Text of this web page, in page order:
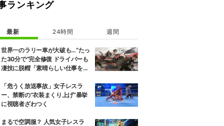
ランキング
最新 24時間 週間
世界一のラリー車が大破も…“たっ
た30分で”完全修復 ドライバーも
凄技に脱帽「素晴らしい仕事をし
「危うく放送事故」女子レスラ
ー、禁断の“衣装まくり上げ”暴挙
に視聴者ざわつく
まるで空調服？ 人気女子レスラ